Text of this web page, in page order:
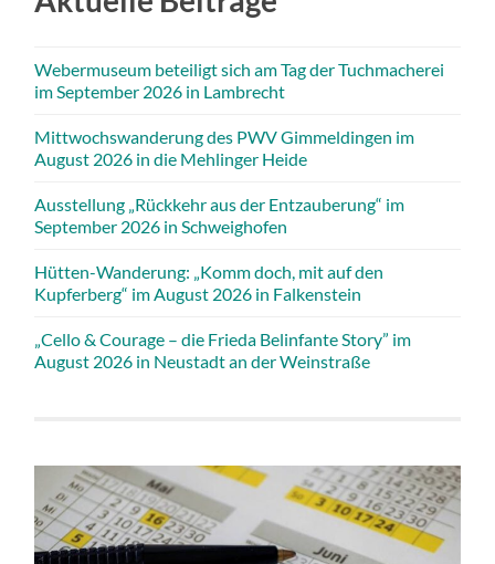
Webermuseum beteiligt sich am Tag der Tuchmacherei
im September 2026 in Lambrecht
Mittwochswanderung des PWV Gimmeldingen im
August 2026 in die Mehlinger Heide
Ausstellung „Rückkehr aus der Entzauberung“ im
September 2026 in Schweighofen
Hütten-Wanderung: „Komm doch, mit auf den
Kupferberg“ im August 2026 in Falkenstein
„Cello & Courage – die Frieda Belinfante Story” im
August 2026 in Neustadt an der Weinstraße